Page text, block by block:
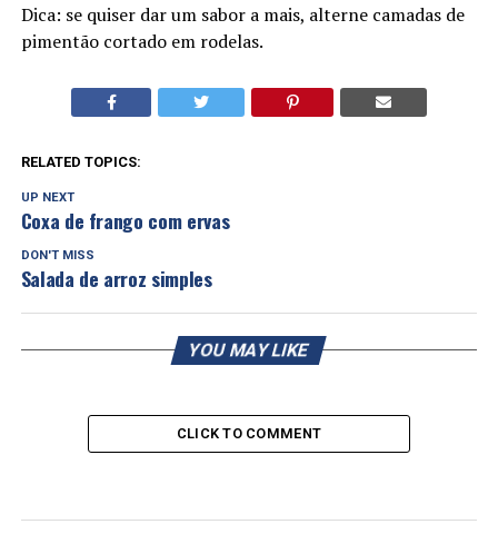
Dica: se quiser dar um sabor a mais, alterne camadas de
pimentão cortado em rodelas.
RELATED TOPICS:
UP NEXT
Coxa de frango com ervas
DON'T MISS
Salada de arroz simples
YOU MAY LIKE
CLICK TO COMMENT